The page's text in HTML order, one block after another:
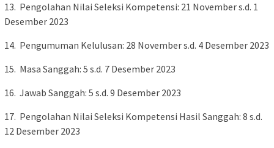
13. Pengolahan Nilai Seleksi Kompetensi: 21 November s.d. 1
Desember 2023
14. Pengumuman Kelulusan: 28 November s.d. 4 Desember 2023
15. Masa Sanggah: 5 s.d. 7 Desember 2023
16. Jawab Sanggah: 5 s.d. 9 Desember 2023
17. Pengolahan Nilai Seleksi Kompetensi Hasil Sanggah: 8 s.d.
12 Desember 2023